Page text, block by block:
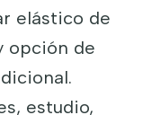
elástico de
opción de
estudio,